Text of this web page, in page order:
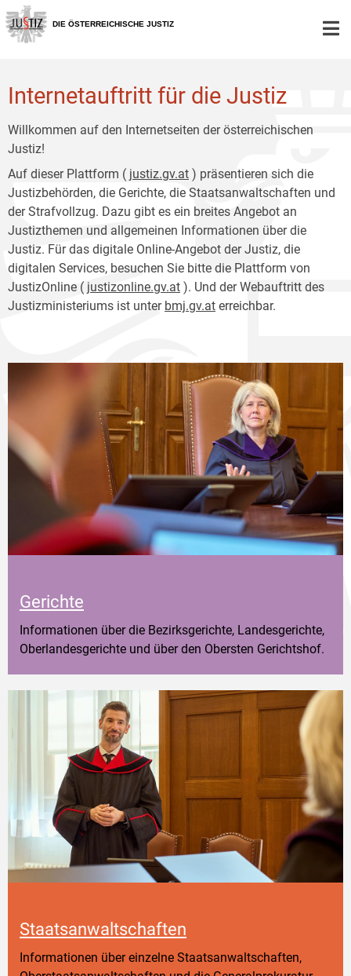
Zur
Hauptnavigation
[1]
Zum
Inhalt
[2]
DIE ÖSTERREICHISCHE JUSTIZ
Internetauftritt für die Justiz
Willkommen auf den Internetseiten der österreichischen
Justiz!
Auf dieser Plattform ( justiz.gv.at ) präsentieren sich die
Justizbehörden, die Gerichte, die Staatsanwaltschaften und
der Strafvollzug. Dazu gibt es ein breites Angebot an
Justizthemen und allgemeinen Informationen über die
Justiz. Für das digitale Online-Angebot der Justiz, die
digitalen Services, besuchen Sie bitte die Plattform von
JustizOnline ( justizonline.gv.at ). Und der Webauftritt des
Justizministeriums ist unter bmj.gv.at erreichbar.
Gerichte
Informationen über die Bezirksgerichte, Landesgerichte,
Oberlandesgerichte und über den Obersten Gerichtshof.
Staatsanwaltschaften
Informationen über einzelne Staatsanwaltschaften,